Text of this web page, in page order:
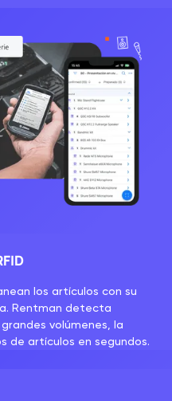
los artículos con su
Rentman detecta
volúmenes, la
de artículos en segundos.